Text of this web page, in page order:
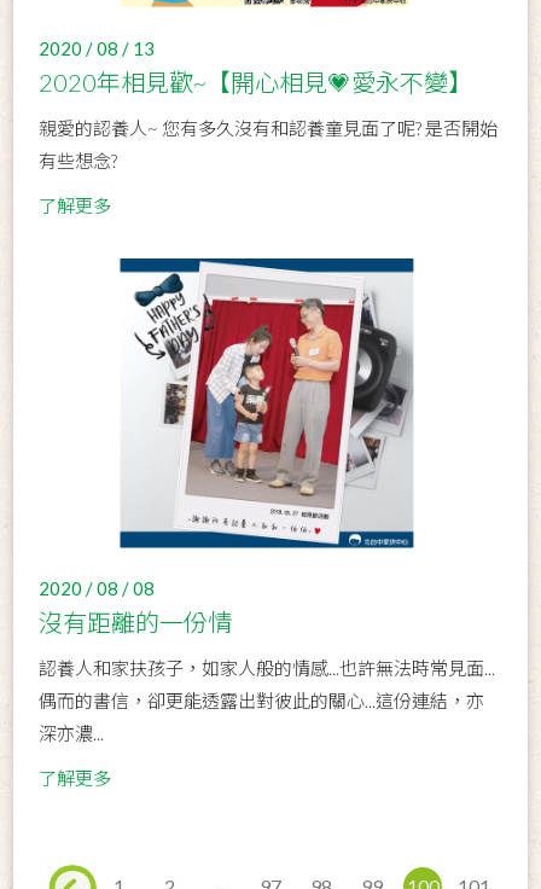
2020 / 08 / 13
2020年相見歡~【開心相見💗愛永不變】
親愛的認養人~ 您有多久沒有和認養童見面了呢? 是否開始
有些想念?
了解更多
2020 / 08 / 08
沒有距離的一份情
認養人和家扶孩子，如家人般的情感...也許無法時常見面...
偶而的書信，卻更能透露出對彼此的關心...這份連結，亦
深亦濃...
了解更多